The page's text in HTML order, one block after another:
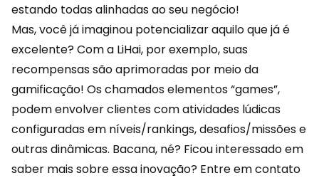
estando todas alinhadas ao seu negócio!
Mas, você já imaginou potencializar aquilo que já é
excelente? Com a LiHai, por exemplo, suas
recompensas são aprimoradas por meio da
gamificação! Os chamados elementos “games”,
podem envolver clientes com atividades lúdicas
configuradas em níveis/rankings, desafios/missões e
outras dinâmicas. Bacana, né? Ficou interessado em
saber mais sobre essa inovação? Entre em contato